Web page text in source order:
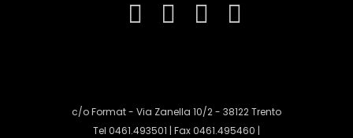
c/o Format - Via Zanella 10/2 - 38122 Trento
Tel 0461.493501 | Fax 0461.495460 |